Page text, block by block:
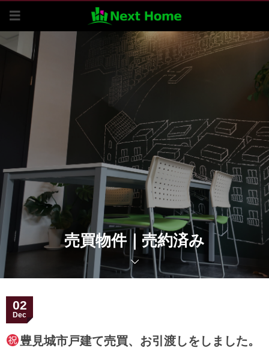
売買物件｜売約済み
02
Dec
豊見城市戸建て売買、お引渡しをしました。